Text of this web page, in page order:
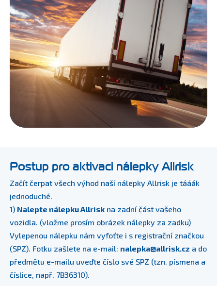
Postup pro aktivaci nálepky Allrisk
Začít čerpat všech výhod naší nálepky Allrisk je tááák
jednoduché.
1) Nalepte nálepku Allrisk na zadní část vašeho
vozidla. (vložme prosím obrázek nálepky za zadku)
Vylepenou nálepku nám vyfoťte i s registrační značkou
(SPZ). Fotku zašlete na e-mail: nalepka@allrisk.cz a do
předmětu e-mailu uveďte číslo své SPZ (tzn. písmena a
číslice, např. 7B36310).